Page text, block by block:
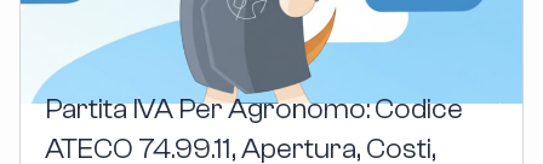
Partita IVA Per Agronomo: Codice
ATECO 74.99.11, Apertura, Costi,